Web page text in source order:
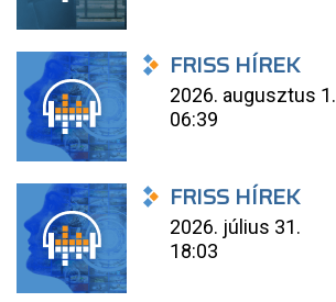
FRISS HÍREK
2026. augusztus 1.
06:39
FRISS HÍREK
2026. július 31.
18:03